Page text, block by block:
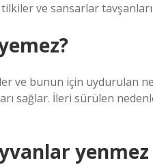
ve sansarlar
ve bunun için uydurulan
sağlar. İleri sürülen